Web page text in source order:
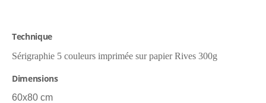
Technique
Sérigraphie 5 couleurs imprimée sur papier Rives 300g
Dimensions
60x80 cm